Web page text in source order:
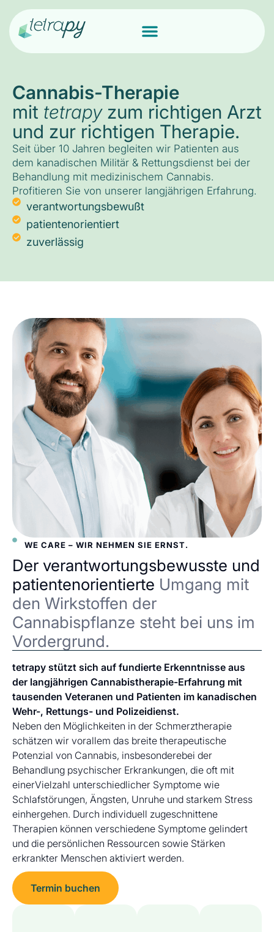
Cannabis-Therapie
mit tetrapyzum richtigen Arzt
und zur richtigen Therapie.
Seit über 10 Jahren begleiten wir Patienten aus
dem kanadischen Militär & Rettungsdienst bei der
Behandlung mit medizinischem Cannabis.
Profitieren Sie von unserer langjährigen Erfahrung.
verantwortungsbewußt
patientenorientiert
zuverlässig
WE CARE – WIR NEHMEN SIE ERNST.
Der verantwortungsbewusste und
patientenorientierte Umgang mit
den Wirkstoffen der
Cannabispflanze steht bei uns im
Vordergrund.
tetrapy stützt sich auf fundierte Erkenntnisse aus
der langjährigen Cannabistherapie-Erfahrung mit
tausenden Veteranen und Patienten im kanadischen
Wehr-, Rettungs- und Polizeidienst.
Neben den Möglichkeiten in der Schmerztherapie
schätzen wir vorallem das breite therapeutische
Potenzial von Cannabis, insbesonderebei der
Behandlung psychischer Erkrankungen, die oft mit
einerVielzahl unterschiedlicher Symptome wie
Schlafstörungen, Ängsten, Unruhe und starkem Stress
einhergehen. Durch individuell zugeschnittene
Therapien können verschiedene Symptome gelindert
und die persönlichen Ressourcen sowie Stärken
erkrankter Menschen aktiviert werden.
Termin buchen